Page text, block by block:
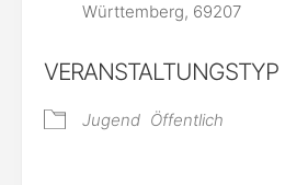
Württemberg, 69207
VERANSTALTUNGSTYP
Jugend Öffentlich